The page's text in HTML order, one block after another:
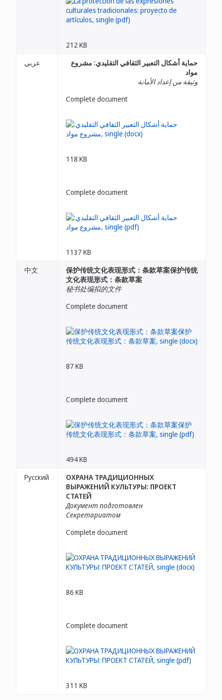
212 KB
عربي
حماية أشكال التعبير الثقافي التقليدي: مشروع
مواد
وثيقة من إعداد الأمانة
Complete document
118 KB
Complete document
1137 KB
中文
保护传统文化表现形式：条款草案保护传统
文化表现形式：条款草案
秘书处编拟的文件
Complete document
87 KB
Complete document
494 KB
Русский
ОХРАНА ТРАДИЦИОННЫХ
ВЫРАЖЕНИЙ КУЛЬТУРЫ: ПРОЕКТ
СТАТЕЙ
Документ подготовлен
Секретариатом
Complete document
86 KB
Complete document
311 KB